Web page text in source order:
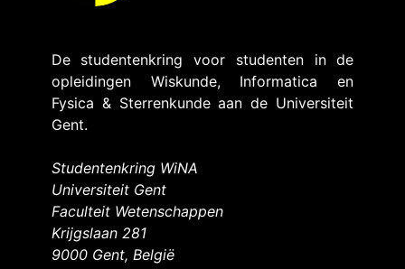
De studentenkring voor studenten in de
opleidingen Wiskunde, Informatica en
Fysica & Sterrenkunde aan de Universiteit
Gent.
Studentenkring WiNA
Universiteit Gent
Faculteit Wetenschappen
Krijgslaan 281
9000 Gent, België